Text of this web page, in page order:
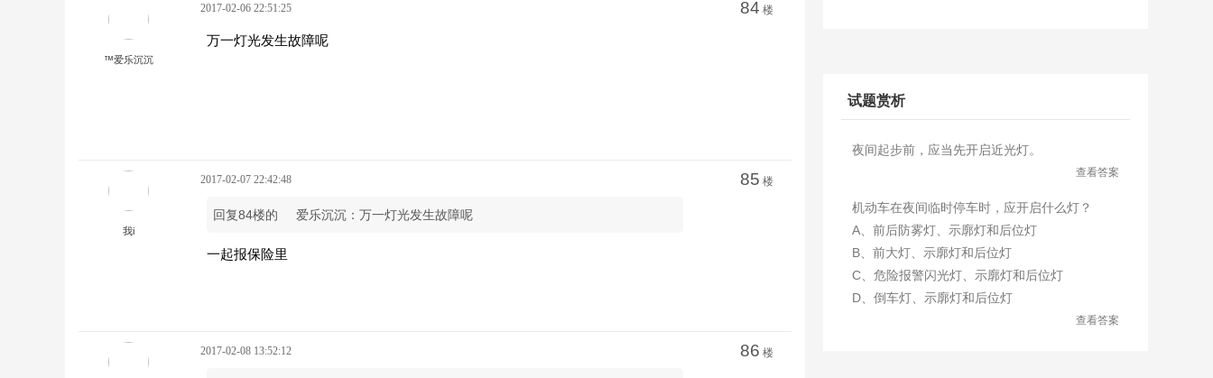
™爱乐沉沉
2017-02-06 22:51:25 84 楼
万一灯光发生故障呢
我i
2017-02-07 22:42:48 85 楼
回复84楼的 爱乐沉沉：万一灯光发生故障呢
一起报保险里
2017-02-08 13:52:12 86 楼
试题赏析
夜间起步前，应当先开启近光灯。
查看答案
机动车在夜间临时停车时，应开启什么灯？
A、前后防雾灯、示廓灯和后位灯
B、前大灯、示廓灯和后位灯
C、危险报警闪光灯、示廓灯和后位灯
D、倒车灯、示廓灯和后位灯
查看答案